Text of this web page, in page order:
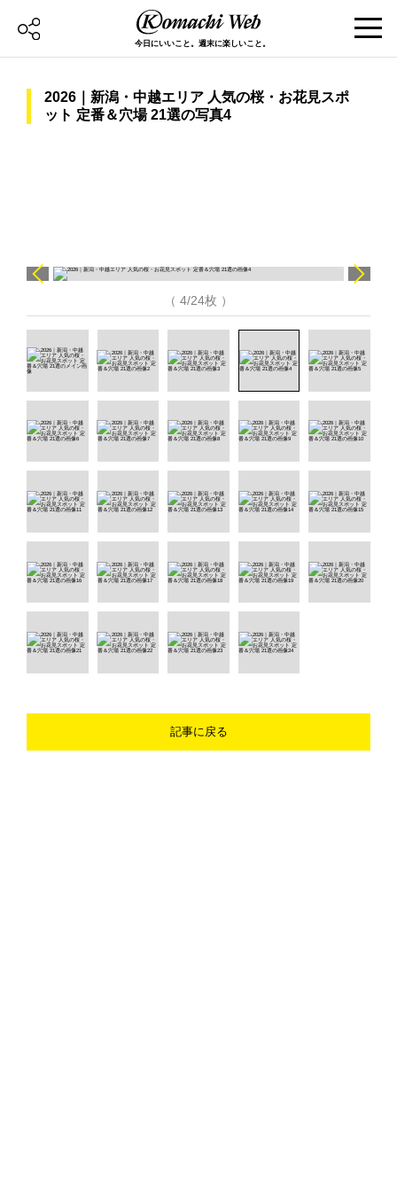
今日にいいこと。週末に楽しいこと。
2026｜新潟・中越エリア 人気の桜・お花見スポ
ット 定番＆穴場 21選の写真4
（ 4/24枚 ）
記事に戻る